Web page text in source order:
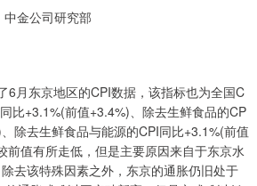
金公司研究部
6月东京地区的CPI数据，该指标也为全国C
比+3.1%(前值+3.4%)、除去生鲜食品的CP
除去生鲜食品与能源的CPI同比+3.1%(前值
前值有所走低，但是主要原因来自于东京水
去该特殊因素之外，东京的通胀仍旧处于